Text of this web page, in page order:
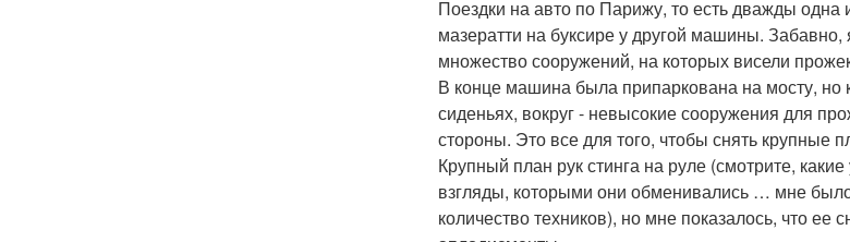
Поездки на авто по Парижу, то есть дважды одна
мазератти на буксире у другой машины.
множество сооружений, на которых висели
В конце машина была припаркована на мосту, но
сиденьях, вокруг - невысокие сооружения для
стороны. Это все для того, чтобы снять крупные
Крупный план рук стинга на руле (смотрите,
взгляды, которыми они обменивались … мне
количество техников), но мне показалось, что